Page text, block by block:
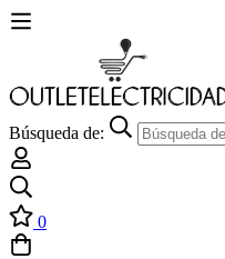
Búsqueda de:
0